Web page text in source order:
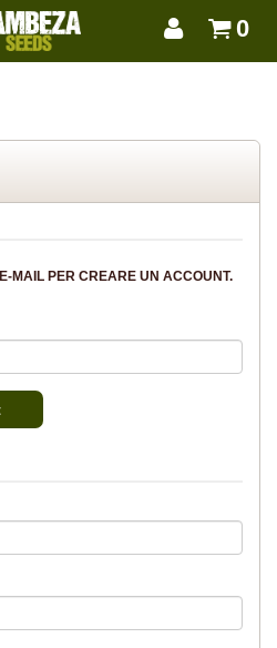
0
MAIL PER CREARE UN ACCOUNT.